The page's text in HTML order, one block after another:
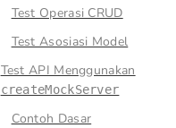
Test Operasi CRUD
Test Asosiasi Model
Test API Menggunakan
createMockServer
Contoh Dasar